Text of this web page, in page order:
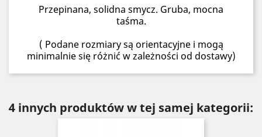
Przepinana, solidna smycz. Gruba, mocna
taśma.
( Podane rozmiary są orientacyjne i mogą
minimalnie się różnić w zależności od dostawy)
4 innych produktów w tej samej kategorii: